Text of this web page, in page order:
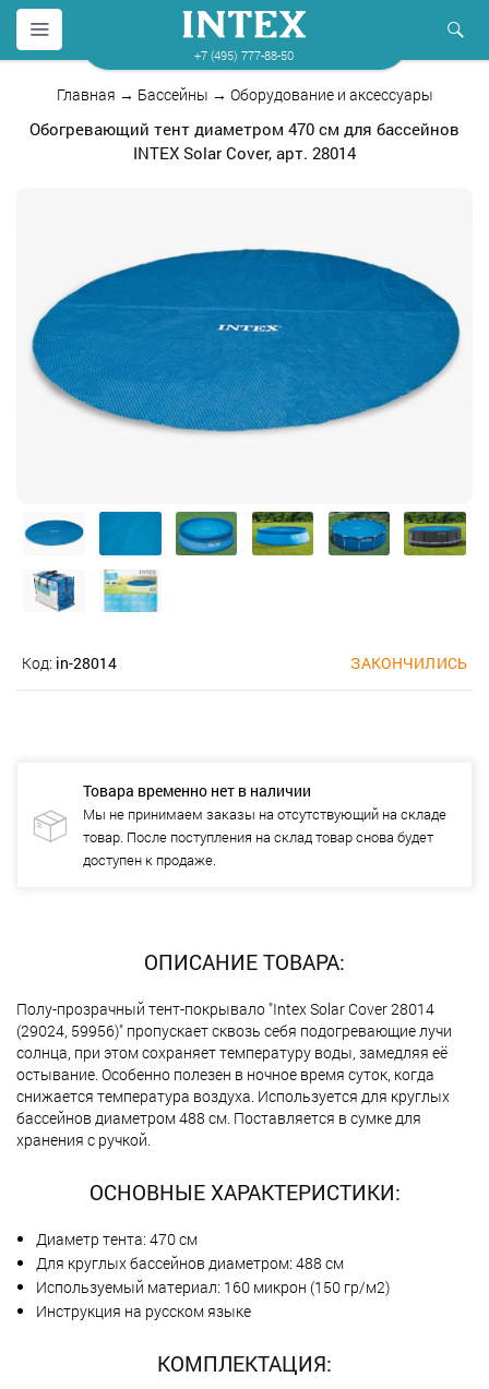
+7 (495) 777-88-50
Главная → Бассейны → Оборудование и аксессуары
Обогревающий тент диаметром 470 см для бассейнов
INTEX Solar Cover, арт. 28014
Код: in-28014 ЗАКОНЧИЛИСЬ
Товара временно нет в наличии
Мы не принимаем заказы на отсутствующий на складе
товар. После поступления на склад товар снова будет
доступен к продаже.
ОПИСАНИЕ ТОВАРА:
Полу-прозрачный тент-покрывало "Intex Solar Cover 28014
(29024, 59956)" пропускает сквозь себя подогревающие лучи
солнца, при этом сохраняет температуру воды, замедляя её
остывание. Особенно полезен в ночное время суток, когда
снижается температура воздуха. Используется для круглых
бассейнов диаметром 488 см. Поставляется в сумке для
хранения с ручкой.
ОСНОВНЫЕ ХАРАКТЕРИСТИКИ:
Диаметр тента: 470 см
Для круглых бассейнов диаметром: 488 см
Используемый материал: 160 микрон (150 гр/м2)
Инструкция на русском языке
КОМПЛЕКТАЦИЯ: